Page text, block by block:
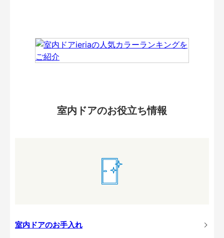
室内ドアのお役立ち情報
室内ドアのお手入れ